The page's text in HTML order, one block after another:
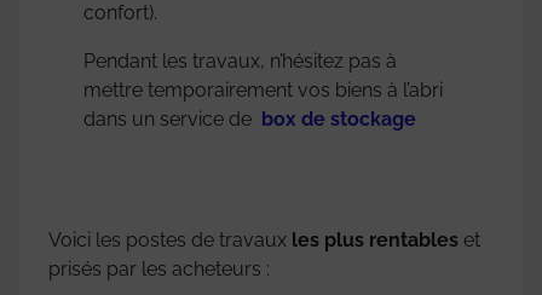
confort).
Pendant les travaux, n’hésitez pas à
mettre temporairement vos biens à l’abri
dans un service de box de stockage
Voici les postes de travaux les plus rentables et
prisés par les acheteurs :